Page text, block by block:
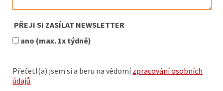
PŘEJI SI ZASÍLAT NEWSLETTER
ano (max. 1x týdně)
Přečetl(a) jsem si a beru na vědomízpracování osobních
údajů.